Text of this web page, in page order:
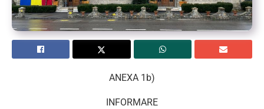
ANEXA 1b)
INFORMARE